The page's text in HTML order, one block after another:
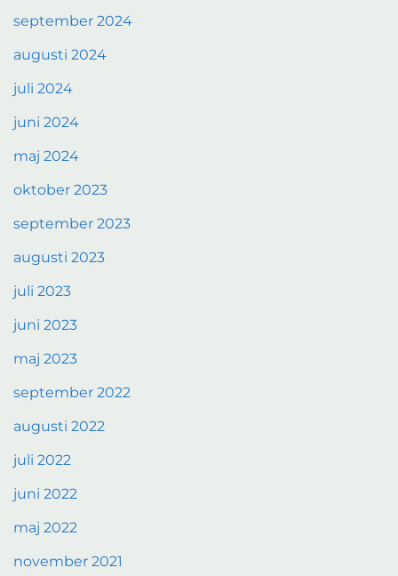
september 2024
augusti 2024
juli 2024
juni 2024
maj 2024
oktober 2023
september 2023
augusti 2023
juli 2023
juni 2023
maj 2023
september 2022
augusti 2022
juli 2022
juni 2022
maj 2022
november 2021